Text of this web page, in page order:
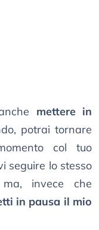
mettere in
potrai tornare
col tuo
seguire lo stesso
ma, invece che
in pausa il mio